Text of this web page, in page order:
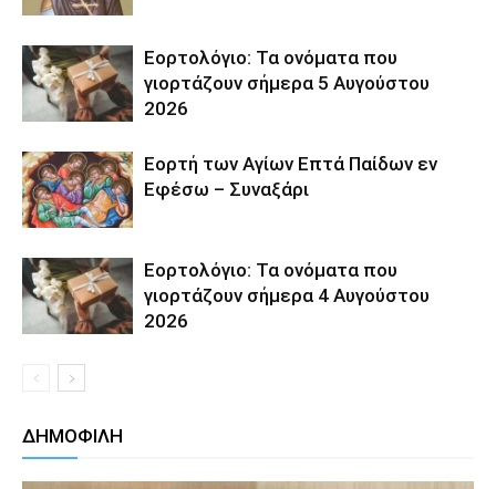
Εορτολόγιο: Τα ονόματα που
γιορτάζουν σήμερα 5 Αυγούστου
2026
Εορτή των Αγίων Επτά Παίδων εν
Εφέσω – Συναξάρι
Εορτολόγιο: Τα ονόματα που
γιορτάζουν σήμερα 4 Αυγούστου
2026
ΔΗΜΟΦΙΛΗ